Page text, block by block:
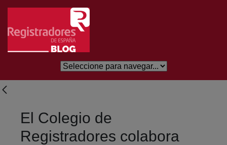
Salta al contingut principal
El Colegio de
Registradores colabora